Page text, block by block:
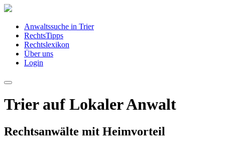
Anwaltssuche in Trier
RechtsTipps
Rechtslexikon
Über uns
Login
Trier auf Lokaler Anwalt
Rechtsanwälte mit Heimvorteil